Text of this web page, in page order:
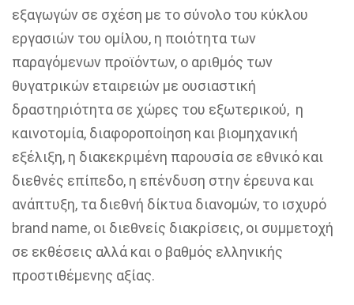
εξαγωγών σε σχέση με το σύνολο του κύκλου
εργασιών του ομίλου, η ποιότητα των
παραγόμενων προϊόντων, ο αριθμός των
θυγατρικών εταιρειών με ουσιαστική
δραστηριότητα σε χώρες του εξωτερικού, η
καινοτομία, διαφοροποίηση και βιομηχανική
εξέλιξη, η διακεκριμένη παρουσία σε εθνικό και
διεθνές επίπεδο, η επένδυση στην έρευνα και
ανάπτυξη, τα διεθνή δίκτυα διανομών, το ισχυρό
brand name, οι διεθνείς διακρίσεις, οι συμμετοχή
σε εκθέσεις αλλά και ο βαθμός ελληνικής
προστιθέμενης αξίας.